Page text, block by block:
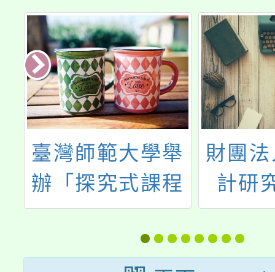
財團法人台灣設
計研究院辦理
「境善．境美－
學習環境美感涵
113學
市國
社群